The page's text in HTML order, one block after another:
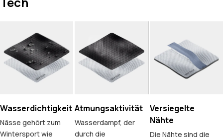
Wasserdichtigkeit
Nässe gehört zum
Wintersport wie
Atmungsaktivität
Wasserdampf, der
durch die
Versiegelte
Nähte
Die Nähte sind die